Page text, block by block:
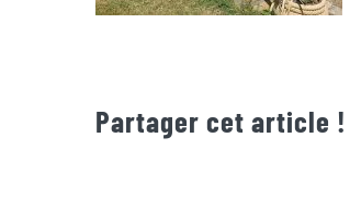
Partager cet article !